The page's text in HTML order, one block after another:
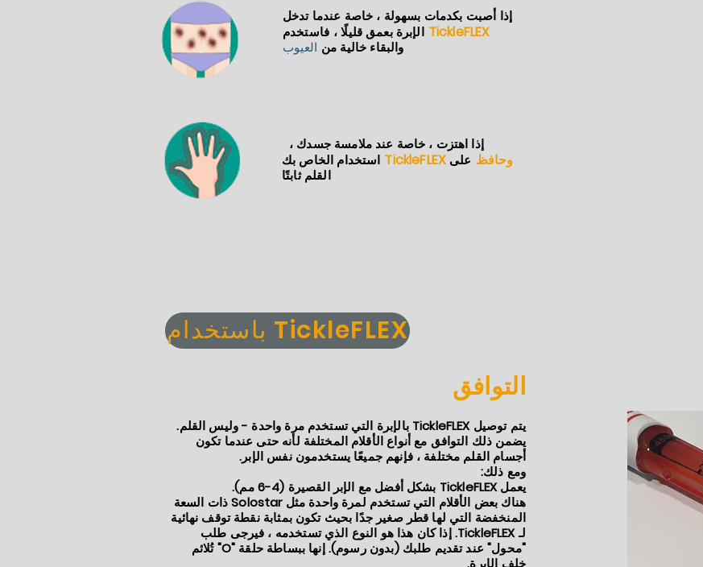
إذا أصبت بكدمات بسهولة ، خاصة عندما تدخل
الإبرة بعمق قليلًا ، فاستخدم TickleFLEX
والبقاء خالية من العيوب
إذا اهتزت ، خاصة عند ملامسة جسدك ،
استخدام الخاص بك
TickleFLEX وحافظ على
القلم ثابتًا
باستخدام TickleFLEX
التوافق
يتم توصيل TickleFLEX بالإبرة التي تستخدم مرة واحدة - وليس القلم.
يضمن ذلك التوافق مع أنواع الأقلام المختلفة لأنه حتى عندما تكون
أجسام القلم مختلفة ، فإنهم جميعًا يستخدمون نفس الإبر.
ومع ذلك:
يعمل TickleFLEX بشكل أفضل مع الإبر القصيرة (4-6 مم).
هناك بعض الأقلام التي تستخدم لمرة واحدة مثل Solostar ذات السعة
المنخفضة التي لها قطر صغير جدًا بحيث تكون بمثابة نقطة توقف نهائية
لـ TickleFLEX. إذا كان هذا هو النوع الذي تستخدمه ، فيرجى طلب
"محول" عند تقديم طلبك (بدون رسوم). إنها ببساطة حلقة "O" تُلائم
خلف الإبرة.